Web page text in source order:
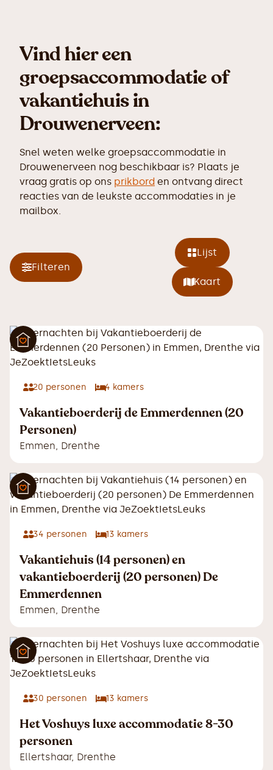
Vind hier een
groepsaccommodatie of
vakantiehuis in
Drouwenerveen:
Snel weten welke groepsaccommodatie in
Drouwenerveen nog beschikbaar is? Plaats je
vraag gratis op ons prikbord en ontvang direct
reacties van de leukste accommodaties in je
mailbox.
Filteren
Lijst
Kaart
20 personen 4 kamers
Vakantieboerderij de Emmerdennen (20
Personen)
Emmen, Drenthe
34 personen 13 kamers
Vakantiehuis (14 personen) en
vakantieboerderij (20 personen) De
Emmerdennen
Emmen, Drenthe
30 personen 13 kamers
Het Voshuys luxe accommodatie 8-30
personen
Ellertshaar, Drenthe